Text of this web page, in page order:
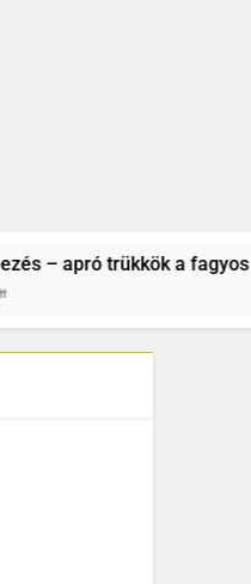
trükkök a fagyos napokra